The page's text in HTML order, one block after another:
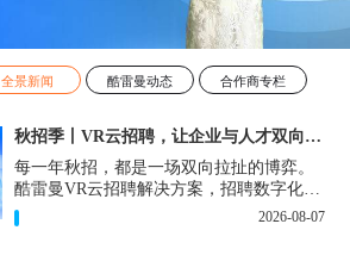
全景新闻 酷雷曼动态 合作商专栏
秋招季丨VR云招聘，让企业与人才双向奔赴！
每一年秋招，都是一场双向拉扯的博弈。
酷雷曼VR云招聘解决方案，招聘数字化的
实用工具，告别“信息博弈”，真正实现企
业与人才双向奔赴。
2026-08-07